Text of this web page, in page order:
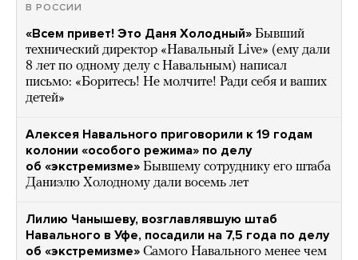
В РОССИИ
«Всем привет! Это Даня Холодный» Бывший
технический директор «Навальный Live» (ему дали
8 лет по одному делу с Навальным) написал
письмо: «Боритесь! Не молчите! Ради себя и ваших
детей»
Алексея Навального приговорили к 19 годам
колонии «особого режима» по делу
об «экстремизме» Бывшему сотруднику его штаба
Даниэлю Холодному дали восемь лет
Лилию Чанышеву, возглавлявшую штаб
Навального в Уфе, посадили на 7,5 года по делу
об «экстремизме» Самого Навального менее чем